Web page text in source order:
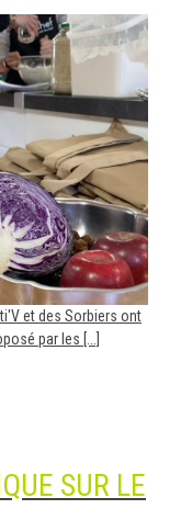
et des Sorbiers ont
par les [...]
SUR LE